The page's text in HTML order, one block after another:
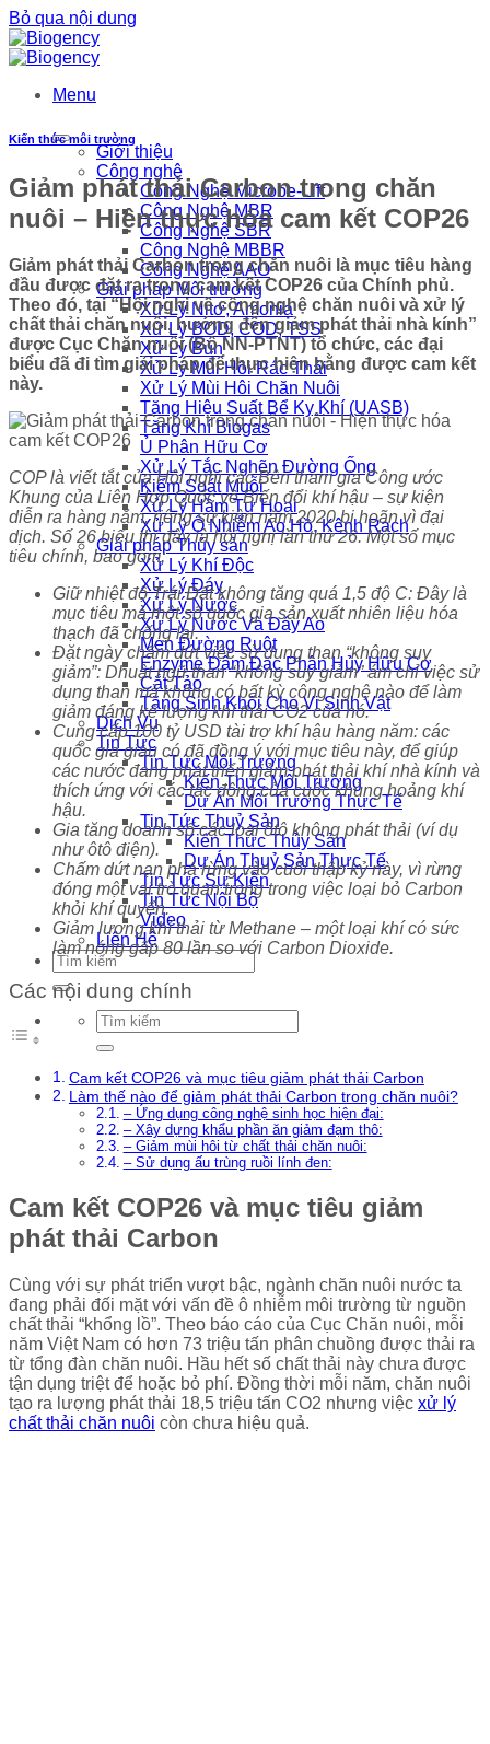
Bỏ qua nội dung
Menu
Giới thiệu
Công nghệ
Công Nghệ Microbe-Lift
Công Nghệ MBR
Công Nghệ SBR
Công Nghệ MBBR
Công Nghệ AAO
Giải pháp Môi trường
Xử Lý Nitơ, Amonia
Xử Lý BOD, COD, TSS
Xử Lý Bùn
Xử Lý Mùi Hôi Rác Thải
Xử Lý Mùi Hôi Chăn Nuôi
Tăng Hiệu Suất Bể Kỵ Khí (UASB)
Tăng Khí Biogas
Ủ Phân Hữu Cơ
Xử Lý Tắc Nghẽn Đường Ống
Kiểm Soát Muỗi
Xử Lý Hầm Tự Hoại
Xử Lý Ô Nhiễm Ao Hồ, Kênh Rạch
Giải pháp Thủy sản
Xử Lý Khí Độc
Xử Lý Đáy
Xử Lý Nước
Xử Lý Nước Và Đáy Ao
Men Đường Ruột
Enzyme Đậm Đặc Phân Hủy Hữu Cơ
Cắt Tảo
Tăng Sinh Khối Cho Vi Sinh Vật
Dịch Vụ
Tin Tức
Tin Tức Môi Trường
Kiến Thức Môi Trường
Dự Án Môi Trường Thực Tế
Tin Tức Thuỷ Sản
Kiến Thức Thủy Sản
Dự Án Thuỷ Sản Thực Tế
Tin Tức Sự Kiện
Tin Tức Nội Bộ
Video
Liên Hệ
Kiến thức môi trường
Giảm phát thải Carbon trong chăn
nuôi – Hiện thực hóa cam kết COP26
Giảm phát thải Carbon trong chăn nuôi là mục tiêu hàng
đầu được đặt ra trong cam kết COP26 của Chính phủ.
Theo đó, tại “Hội nghị về công nghệ chăn nuôi và xử lý
chất thải chăn nuôi, hướng đến giảm phát thải nhà kính”
được Cục Chăn nuôi (Bộ NN-PTNT) tổ chức, các đại
biểu đã đi tìm giải pháp để thực hiện bằng được cam kết
này.
COP là viết tắt của Hội nghị các Bên tham gia Công ước
Khung của Liên Hợp Quốc về Biến đổi khí hậu – sự kiện
diễn ra hàng năm, riêng sự kiện năm 2020 bị hoãn vì đại
dịch. Số 26 biểu thị đây là hội nghị lần thứ 26. Một số mục
tiêu chính, bao gồm:
Giữ nhiệt độ Trái Đất không tăng quá 1,5 độ C: Đây là
mục tiêu mà một số quốc gia sản xuất nhiên liệu hóa
thạch đã chống lại.
Đặt ngày chấm dứt việc sử dụng than “không suy
giảm”: Dhuật ngữ than “không suy giảm” ám chỉ việc sử
dụng than mà không có bất kỳ công nghệ nào để làm
giảm đáng kể lượng khí thải CO2 của nó.
Cung cấp 100 tỷ USD tài trợ khí hậu hàng năm: các
quốc gia giàu có đã đồng ý với mục tiêu này, để giúp
các nước đang phát triển giảm phát thải khí nhà kính và
thích ứng với các tác động của cuộc khủng hoảng khí
hậu.
Gia tăng doanh số các loại ôtô không phát thải (ví dụ
như ôtô điện).
Chấm dứt nạn phá rừng vào cuối thập kỷ này, vì rừng
đóng một vai trò quan trọng trong việc loại bỏ Carbon
khỏi khí quyển.
Giảm lượng khí thải từ Methane – một loại khí có sức
làm nóng gấp 80 lần so với Carbon Dioxide.
Các nội dung chính
Cam kết COP26 và mục tiêu giảm phát thải Carbon
Làm thế nào để giảm phát thải Carbon trong chăn nuôi?
– Ứng dụng công nghệ sinh học hiện đại:
– Xây dựng khẩu phần ăn giảm đạm thô:
– Giảm mùi hôi từ chất thải chăn nuôi:
– Sử dụng ấu trùng ruồi lính đen:
Cam kết COP26 và mục tiêu giảm
phát thải Carbon
Cùng với sự phát triển vượt bậc, ngành chăn nuôi nước ta
đang phải đối mặt với vấn đề ô nhiễm môi trường từ nguồn
chất thải “khổng lồ”. Theo báo cáo của Cục Chăn nuôi, mỗi
năm Việt Nam có hơn 73 triệu tấn phân chuồng được thải ra
từ tổng đàn chăn nuôi. Hầu hết số chất thải này chưa được
tận dụng triệt để hoặc bỏ phí. Đồng thời mỗi năm, chăn nuôi
tạo ra lượng phát thải 18,5 triệu tấn CO2 nhưng việc xử lý
chất thải chăn nuôi còn chưa hiệu quả.